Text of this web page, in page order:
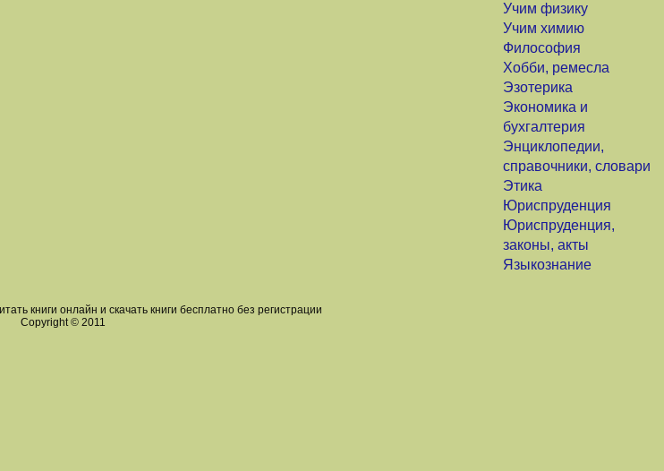
Учим физику
Учим химию
Философия
Хобби, ремесла
Эзотерика
Экономика и
бухгалтерия
Энциклопедии,
справочники, словари
Этика
Юриспруденция
Юриспруденция,
законы, акты
Языкознание
книги онлайн и скачать книги бесплатно без регистрации
Copyright © 2011